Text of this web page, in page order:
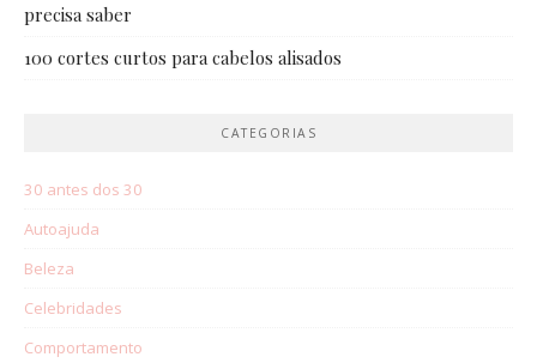
precisa saber
100 cortes curtos para cabelos alisados
CATEGORIAS
30 antes dos 30
Autoajuda
Beleza
Celebridades
Comportamento